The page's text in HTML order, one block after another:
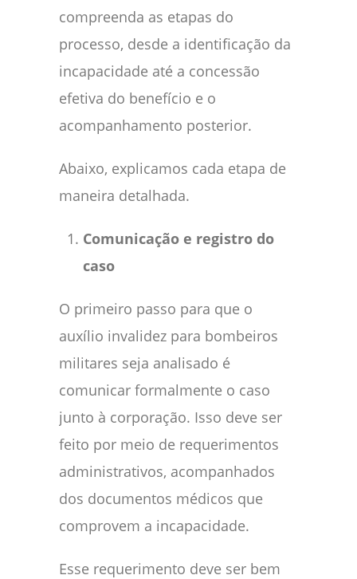
compreenda as etapas do
processo, desde a identificação da
incapacidade até a concessão
efetiva do benefício e o
acompanhamento posterior.
Abaixo, explicamos cada etapa de
maneira detalhada.
Comunicação e registro do
caso
O primeiro passo para que o
auxílio invalidez para bombeiros
militares seja analisado é
comunicar formalmente o caso
junto à corporação. Isso deve ser
feito por meio de requerimentos
administrativos, acompanhados
dos documentos médicos que
comprovem a incapacidade.
Esse requerimento deve ser bem